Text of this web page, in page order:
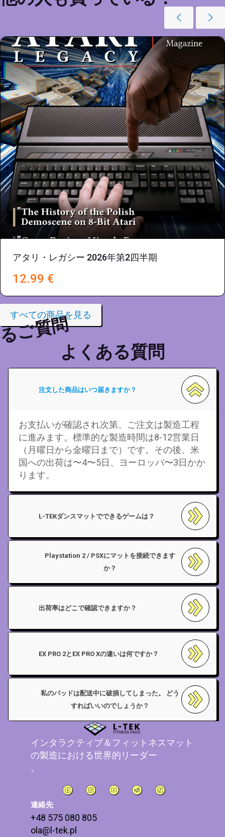
アタリ・レガシー 2026年第2四半期
12.99 €
すべての商品を見る
ご質問よくある質問
注文した商品はいつ届きますか？
お支払いが確認され次第、ご注文は製造工程
に進みます。標準的な製造時間は8-12営業日
（月曜日から金曜日まで）です。その後、米
国への出荷は〜4〜5日、ヨーロッパ〜3日かか
ります。
L-TEKダンスマットでできるゲームは？
Playstation 2 / PSXにマットを接続できます
か？
出荷率はどこで確認できますか？
EX PRO 2とEX PRO Xの違いは何ですか？
私のパッドは配送中に破損してしまった。 どう
すればいいのでしょうか？
インタラクティブ＆フィットネスマット
の製造における世界的リーダー
。
連絡先
+48 575 080 805
ola@l-tek.pl